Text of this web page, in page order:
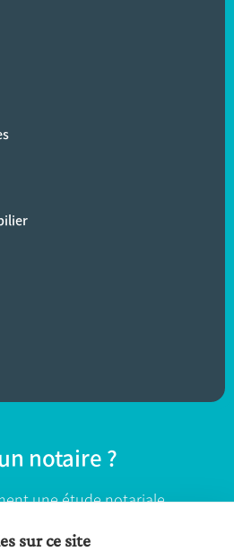
notaire ?
une étude notariale
sur ce site